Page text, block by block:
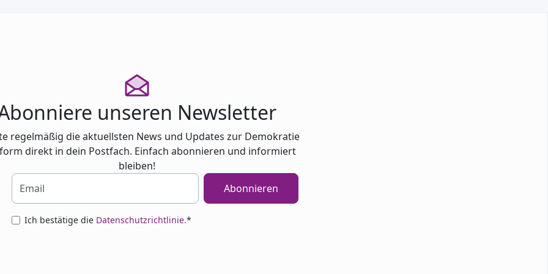
unseren Newsletter
regelmäßig die aktuellsten News und Updates zur Demokratie
direkt in dein Postfach. Einfach abonnieren und informiert
bleiben!
Ich bestätige die Datenschutzrichtlinie.*
Abonnieren